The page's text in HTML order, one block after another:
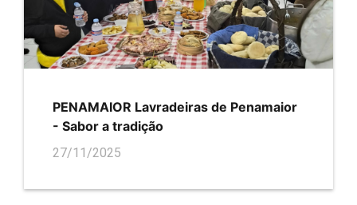
PENAMAIOR Lavradeiras de Penamaior
- Sabor a tradição
27/11/2025